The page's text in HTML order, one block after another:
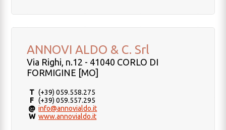
ANNOVI ALDO & C. Srl
Via Righi, n.12 - 41040 CORLO DI
FORMIGINE [MO]
T (+39) 059.558.275
F (+39) 059.557.295
@ info@annovialdo.it
W www.annovialdo.it